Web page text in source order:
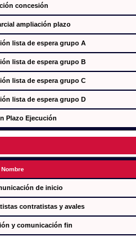
concesión
ampliación plazo
lista de espera grupo A
lista de espera grupo B
lista de espera grupo C
lista de espera grupo D
Plazo Ejecución
Nombre
de inicio
contratistas y avales
y comunicación fin